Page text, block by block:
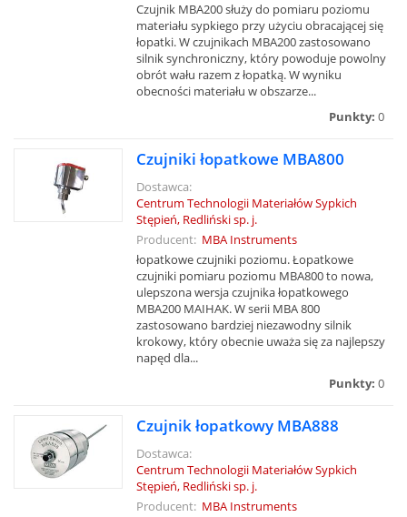
Czujnik MBA200 służy do pomiaru poziomu
materiału sypkiego przy użyciu obracającej się
łopatki. W czujnikach MBA200 zastosowano
silnik synchroniczny, który powoduje powolny
obrót wału razem z łopatką. W wyniku
obecności materiału w obszarze...
Punkty: 0
Czujniki łopatkowe MBA800
Dostawca:
Centrum Technologii Materiałów Sypkich
Stępień, Redliński sp. j.
Producent: MBA Instruments
łopatkowe czujniki poziomu. Łopatkowe
czujniki pomiaru poziomu MBA800 to nowa,
ulepszona wersja czujnika łopatkowego
MBA200 MAIHAK. W serii MBA 800
zastosowano bardziej niezawodny silnik
krokowy, który obecnie uważa się za najlepszy
napęd dla...
Punkty: 0
Czujnik łopatkowy MBA888
Dostawca:
Centrum Technologii Materiałów Sypkich
Stępień, Redliński sp. j.
Producent: MBA Instruments